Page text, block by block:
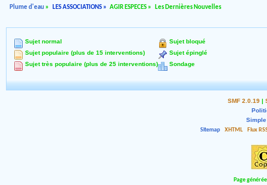
Plume d'eau » LES ASSOCIATIONS» AGIR ESPECES » Les Dernières Nouvelles
Sujet normal
Sujet populaire (plus de 15 interventions)
Sujet très populaire (plus de 25 interventions)
Sujet bloqué
Sujet épinglé
Sondage
SMF 2.0.19 |
Sitemap
XHTML Flux
Page